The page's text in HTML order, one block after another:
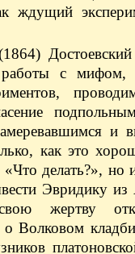
ждущий
работы с мифом,
и
как это
делать?», но
Эвридику из
жертву
о Волковом